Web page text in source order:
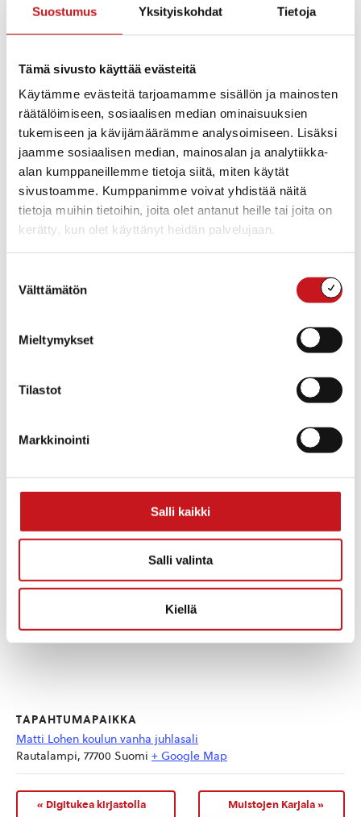
Suostumus Yksityiskohdat Tietoja
Tämä sivusto käyttää evästeitä
Käytämme evästeitä tarjoamamme sisällön ja mainosten
räätälöimiseen, sosiaalisen median ominaisuuksien
tukemiseen ja kävijämäärämme analysoimiseen. Lisäksi
jaamme sosiaalisen median, mainosalan ja analytiikka-
alan kumppaneillemme tietoja siitä, miten käytät
sivustoamme. Kumppanimme voivat yhdistää näitä
tietoja muihin tietoihin, joita olet antanut heille tai joita on
kerätty, kun olet käyttänyt heidän palvelujaan.
valinta
Välttämätön
Mieltymykset
Tilastot
Markkinointi
Salli kaikki
Salli valinta
Kiellä
kaavan sisältöön. Pohjois-Savon ELYkeskus,
Projektijohtaja Mika Meller ja projektisuunnittelija Ari
Meinander, SolarWind Finland Oy
19.20 MTK:n puheenvuoro, kenttäpäällikkö Seppo
Niskanen
19.30 Yleiskeskustelu
20.00 Tilaisuus päättyy
TIEDOT
ti 21.2.2023
Tapahtumaluokka:
TAPAHTUMAPAIKKA
Matti Lohen koulun vanha juhlasali
Rautalampi, 77700 Suomi + Google Map
« Digitukea kirjastolla Muistojen Karjala»